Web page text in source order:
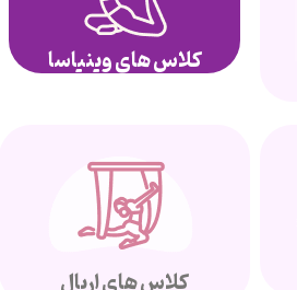
کلاس های وینیاسا